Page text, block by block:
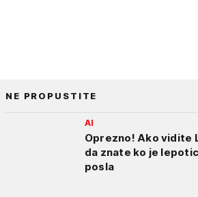
NE PROPUSTITE
AI
Oprezno! Ako vidite
da znate ko je
posla